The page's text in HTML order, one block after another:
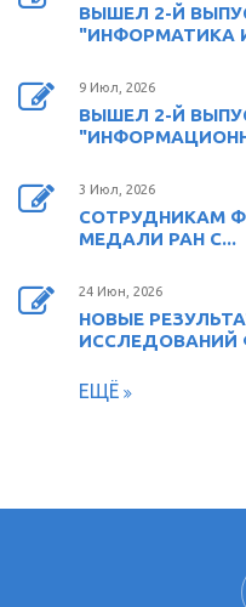
ВЫШЕЛ 2-Й
"ИНФОРМАТИКА
9 Июл, 2026
ВЫШЕЛ 2-Й
3 Июл, 2026
СОТРУДНИКАМ
МЕДАЛИ РАН С...
24 Июн, 2026
НОВЫЕ
ИССЛЕДОВАНИЙ
ЕЩЁ